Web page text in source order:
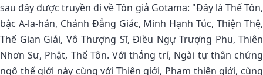
sau đây được truyền đi về Tôn giả Gotama: "Ðây là Thế Tôn,
bậc A-la-hán, Chánh Ðẳng Giác, Minh Hạnh Túc, Thiện Thệ,
Thế Gian Giải, Vô Thượng Sĩ, Ðiều Ngự Trượng Phu, Thiên
Nhơn Sư, Phật, Thế Tôn. Với thắng trí, Ngài tự thân chứng
ngộ thế giới này cùng với Thiên giới, Phạm thiên giới, cùng